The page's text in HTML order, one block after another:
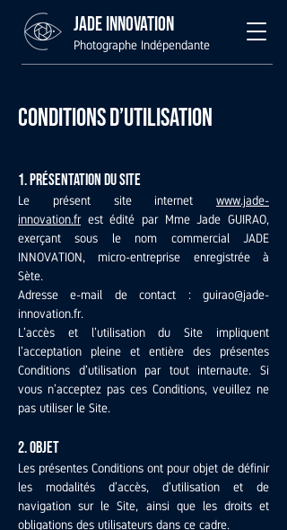
Jade Innovation
Photographe Indépendante
Conditions d’utilisation
1. Présentation du site
Le présent site internet www.jade-
innovation.frest édité par Mme Jade GUIRAO,
exerçant sous le nom commercial JADE
INNOVATION, micro-entreprise enregistrée à
Sète.
Adresse e-mail de contact : guirao@jade-
innovation.fr.
L’accès et l’utilisation du Site impliquent
l’acceptation pleine et entière des présentes
Conditions d’utilisation par tout internaute. Si
vous n’acceptez pas ces Conditions, veuillez ne
pas utiliser le Site.
2. Objet
Les présentes Conditions ont pour objet de définir
les modalités d’accès, d’utilisation et de
navigation sur le Site, ainsi que les droits et
obligations des utilisateurs dans ce cadre.